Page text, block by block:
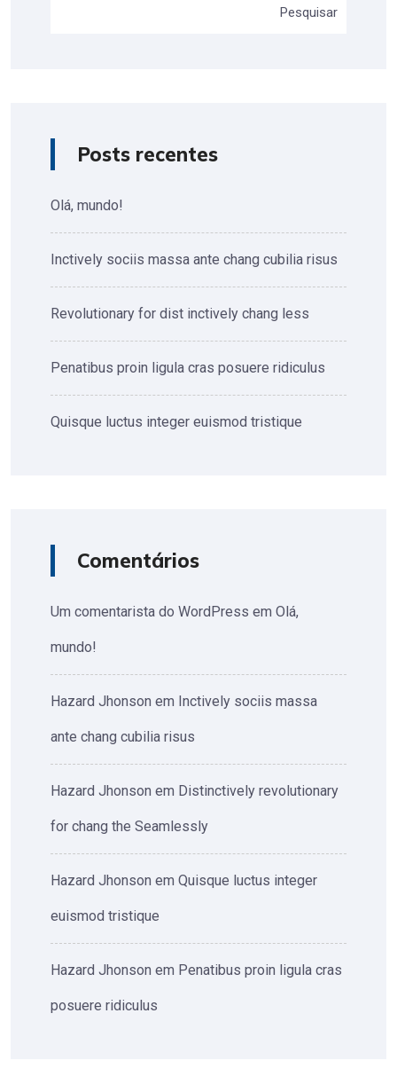
Pesquisar
Posts recentes
Olá, mundo!
Inctively sociis massa ante chang cubilia risus
Revolutionary for dist inctively chang less
Penatibus proin ligula cras posuere ridiculus
Quisque luctus integer euismod tristique
Comentários
Um comentarista do WordPress em Olá,
mundo!
Hazard Jhonson em Inctively sociis massa
ante chang cubilia risus
Hazard Jhonson em Distinctively revolutionary
for chang the Seamlessly
Hazard Jhonson em Quisque luctus integer
euismod tristique
Hazard Jhonson em Penatibus proin ligula cras
posuere ridiculus